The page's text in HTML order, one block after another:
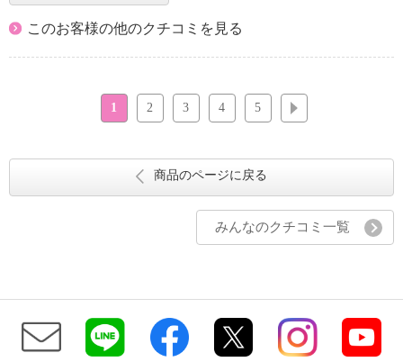
このお客様の他のクチコミを見る
1 2 3 4 5
商品のページに戻る
みんなのクチコミ一覧